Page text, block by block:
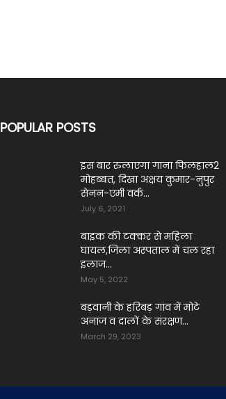
POPULAR POSTS
इस बार रुलाएगा गाना फिलहाल2
मोहब्बत, दिखा अक्षय कुमार-नुपुर
सेनन-एमी वर्क...
July 6, 2021
बाइक की टक्कर से महिला
घायल,जिला अस्पताल में चल रहा
इलाज...
May 5, 2022
बड़वानी के हरिबड़ गांव में मोटे
अनाज व दालों के संरक्षण...
March 29, 2023